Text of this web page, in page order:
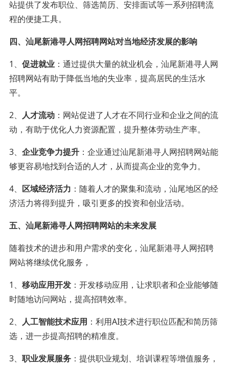
站提供了发布职位、筛选简历、安排面试等一系列招聘流
程的便捷工具。
四、汕尾新港寻人网招聘网站对当地经济发展的影响
1、 促进就业：通过提供大量的就业机会，汕尾新港寻人网
招聘网站有助于降低当地的失业率，提高居民的生活水
平。
2、 人才流动：网站促进了人才在不同行业和企业之间的流
动，有助于优化人力资源配置，提升整体劳动生产率。
3、 企业竞争力提升：企业通过汕尾新港寻人网招聘网站能
够更容易地找到合适的人才，从而提高企业的竞争力。
4、 区域经济活力 ：随着人才的聚集和流动，汕尾地区的经
济活力将得到提升，吸引更多的投资和创业活动。
五、汕尾新港寻人网招聘网站的未来发展
随着技术的进步和用户需求的变化，汕尾新港寻人网招聘
网站将继续优化服务，
1、 移动应用开发：开发移动应用，让求职者和企业能够随
时随地访问网站，提高招聘效率。
2、 人工智能技术应用 ：利用AI技术进行职位匹配和简历筛
选，进一步提高招聘的精准度。
3、 职业发展服务：提供职业规划、培训课程等增值服务，